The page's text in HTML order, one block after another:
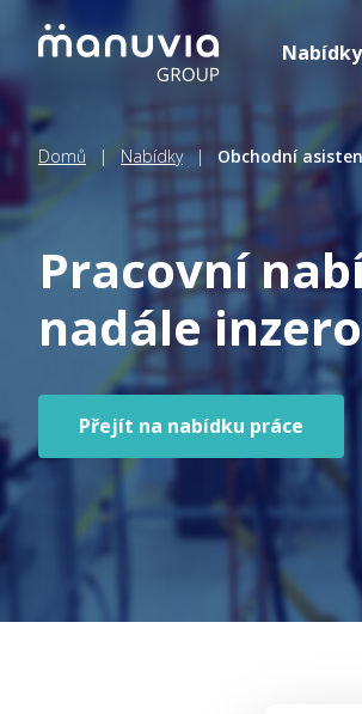
Přeskočit
obsah
Domů | Nabídky | Obchodní
Pracovní
nadále
Přejít na nabídku práce